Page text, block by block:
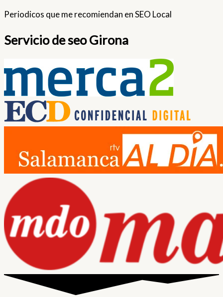
Periodicos que me recomiendan en SEO Local
Servicio de seo Girona